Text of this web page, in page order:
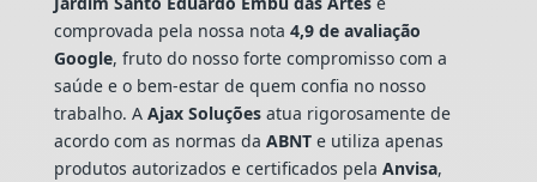
comprovada pela nossa nota 4,9 de avaliação
Google, fruto do nosso forte compromisso com a
saúde e o bem-estar de quem confia no nosso
trabalho. A Ajax Soluçõesatua rigorosamente de
acordo com as normas da ABNTe utiliza apenas
produtos autorizados e certificados pela Anvisa,